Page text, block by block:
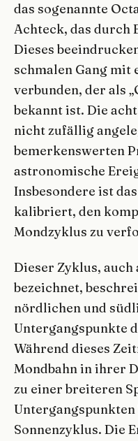
das sogenannte
Achteck, das durch
Dieses
schmalen Gang mit
verbunden, der als
bekannt ist. Die
nicht zufällig
bemerkenswerten
astronomische
Insbesondere ist
kalibriert, den
Mondzyklus zu
Dieser Zyklus,
bezeichnet,
nördlichen und
Untergangspunkte
Während dieses
Mondbahn in ihrer
zu einer breiteren
Sonnenzyklus. Die